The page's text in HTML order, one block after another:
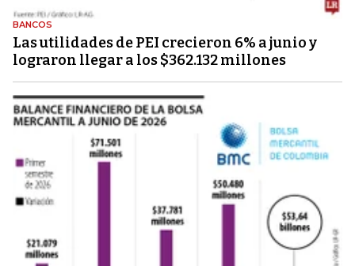
BANCOS
Las utilidades de PEI crecieron 6% a junio y
lograron llegar a los $362.132 millones